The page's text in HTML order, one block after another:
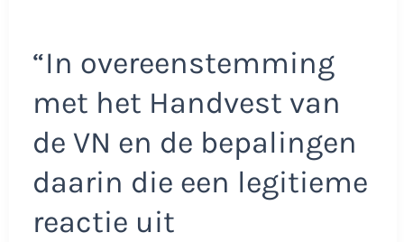
“In overeenstemming
met het Handvest van
de VN en de bepalingen
daarin die een legitieme
reactie uit